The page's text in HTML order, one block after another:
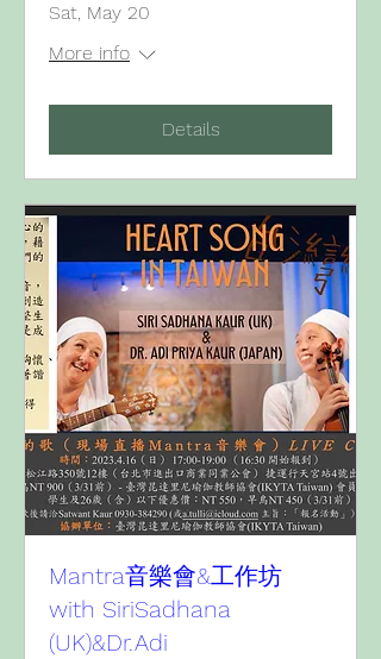
Sat, May 20
More info
Details
Mantra音樂會&工作坊
with SiriSadhana
(UK)&Dr.Adi